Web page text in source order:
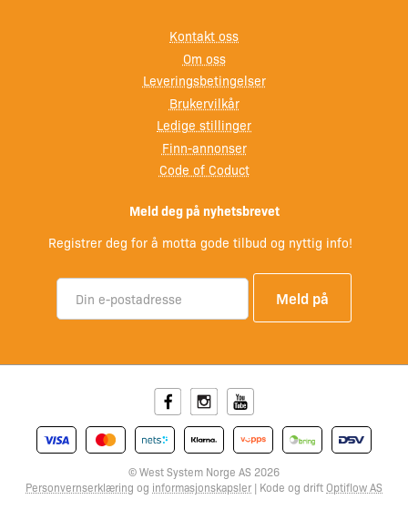
Kontakt oss
Om oss
Leveringsbetingelser
Brukervilkår
Ledige stillinger
Finn-annonser
Code of Coduct
Meld deg på nyhetsbrevet
Registrer deg for å motta gode tilbud og nyttig info!
© West System Norge AS 2026
Personvernserklæring og informasjonskapsler | Kode og driftOptiflow AS
FacebookInstagramYoutube